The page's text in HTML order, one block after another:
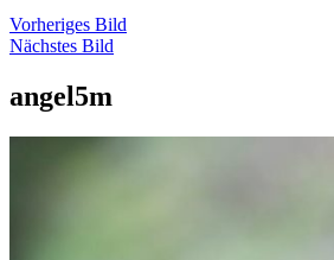
Vorheriges Bild
Nächstes Bild
angel5m